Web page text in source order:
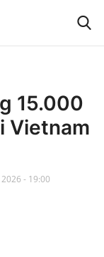
15.000
Vietnam
- 19:00